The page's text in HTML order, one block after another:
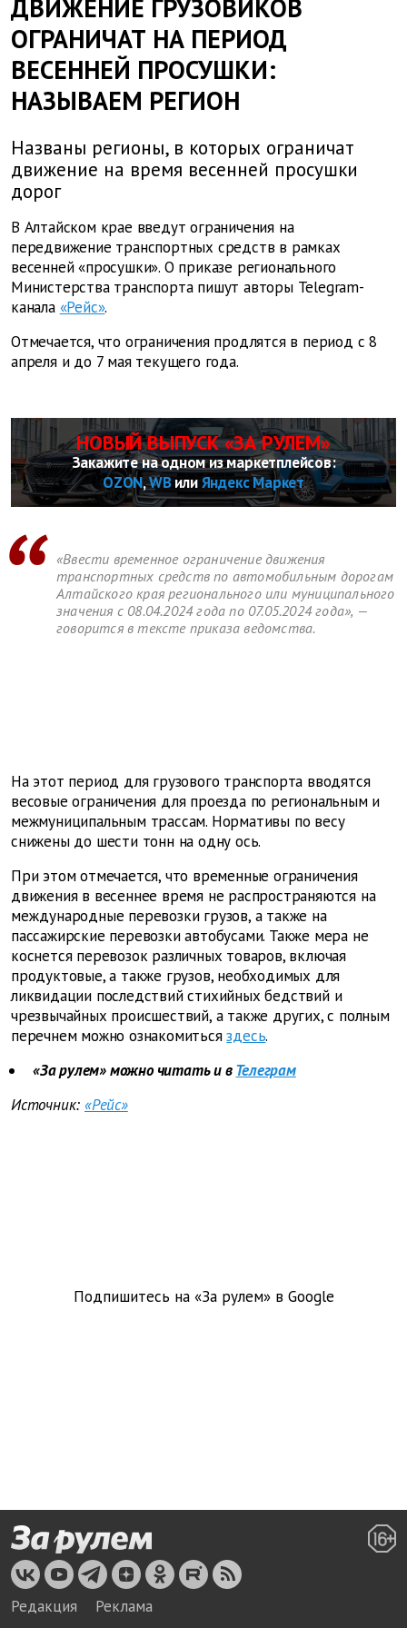
ДВИЖЕНИЕ ГРУЗОВИКОВ
ОГРАНИЧАТ НА ПЕРИОД
ВЕСЕННЕЙ ПРОСУШКИ:
НАЗЫВАЕМ РЕГИОН
Названы регионы, в которых ограничат
движение на время весенней просушки
дорог
В Алтайском крае введут ограничения на
передвижение транспортных средств в рамках
весенней «просушки». О приказе регионального
Министерства транспорта пишут авторы Telegram-
канала «Рейс».
Отмечается, что ограничения продлятся в период с 8
апреля и до 7 мая текущего года.
НОВЫЙ ВЫПУСК «ЗА РУЛЕМ»
Закажите на одном из маркетплейсов:
OZON,WBилиЯндекс Маркет
«Ввести временное ограничение движения
транспортных средств по автомобильным дорогам
Алтайского края регионального или муниципального
значения с 08.04.2024 года по 07.05.2024 года», —
говорится в тексте приказа ведомства.
На этот период для грузового транспорта вводятся
весовые ограничения для проезда по региональным и
межмуниципальным трассам. Нормативы по весу
снижены до шести тонн на одну ось.
При этом отмечается, что временные ограничения
движения в весеннее время не распространяются на
международные перевозки грузов, а также на
пассажирские перевозки автобусами. Также мера не
коснется перевозок различных товаров, включая
продуктовые, а также грузов, необходимых для
ликвидации последствий стихийных бедствий и
чрезвычайных происшествий, а также других, с полным
перечнем можно ознакомиться здесь.
«За рулем» можно читать и вТелеграм
Источник: «Рейс»
Подпишитесь на «За рулем» в Google
Редакция Реклама